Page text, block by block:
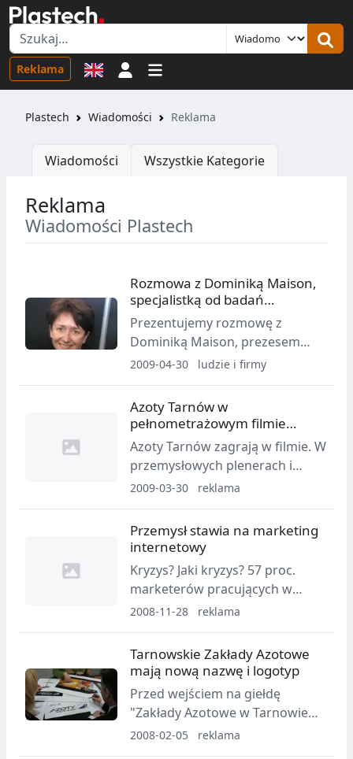
Reklama Logowanie
Plastech Wiadomości Reklama
Wiadomości Wszystkie Kategorie
Reklama
Wiadomości Plastech
Rozmowa z Dominiką Maison,
specjalistką od badań
marketingowych dotyczących
opakowań
Prezentujemy rozmowę z
Dominiką Maison, prezesem
Domu Badawczego Maison.
badań marketingowych m.in. w
obszarze opakowań. Na
zakończonych właśnie targach
Innovations Packaging w
Warszawie Dominika Maison
opowiadała o znaczeniu takich
badań w procesie projektowania
opakowań.
2009-04-30 ludzie i firmy
Azoty Tarnów w
pełnometrażowym filmie
fabularnym
Azoty Tarnów zagrają w filmie. W
przemysłowych plenerach i
wnętrzach tarnowskiej firmy
film fabularny realizuje Wilhelm
Sasnal.
2009-03-30 reklama
Przemysł stawia na marketing
internetowy
Kryzys? Jaki kryzys? 57 proc.
marketerów pracujących w
sektorze przemysłowym
zwiększyć budżety przeznaczone
na działania w internecie. Rok
temu było ich tylko 20 proc.
2008-11-28 reklama
Tarnowskie Zakłady Azotowe
mają nową nazwę i logotyp
Przed wejściem na giełdę
"Zakłady Azotowe w Tarnowie
Mościcach SA" wprowadzają
2008-02-05 reklama